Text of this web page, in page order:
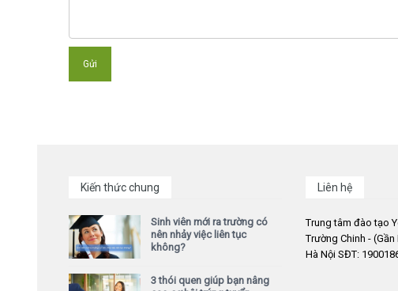
Kiến thức chung
Sinh viên mới ra trường có
nên nhảy việc liên tục
không?
3 thói quen giúp bạn nâng
Liên hệ
Trung tâm đào tạo
Trường Chinh -
Hà Nội SĐT: